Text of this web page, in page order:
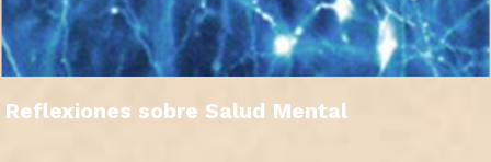
Reflexiones sobre Salud Mental